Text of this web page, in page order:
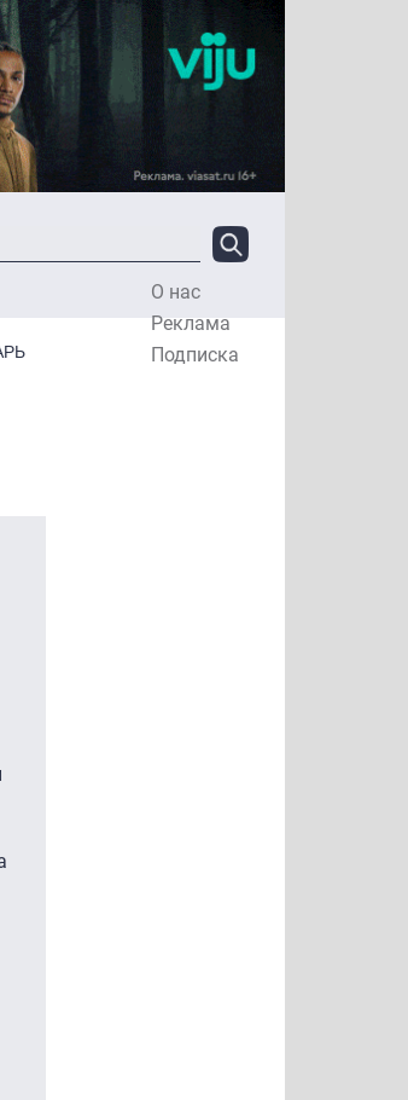
О нас
Реклама
Подписка